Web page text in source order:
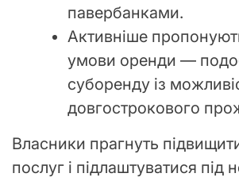
павербанками.
Активніше
умови оренди —
суборенду із
довгострокового
Власники прагнуть
послуг і підлаштуватися під